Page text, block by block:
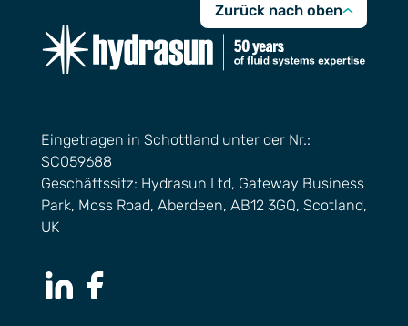
Zurück nach oben
Eingetragen in Schottland unter der Nr.:
SC059688
Geschäftssitz: Hydrasun Ltd, Gateway Business
Park, Moss Road, Aberdeen, AB12 3GQ, Scotland,
UK